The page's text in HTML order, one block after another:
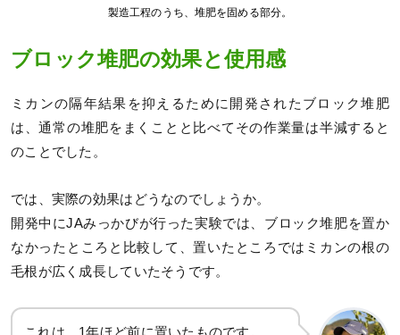
製造工程のうち、堆肥を固める部分。
ブロック堆肥の効果と使用感
ミカンの隔年結果を抑えるために開発されたブロック堆肥
は、通常の堆肥をまくことと比べてその作業量は半減すると
のことでした。
では、実際の効果はどうなのでしょうか。
開発中にJAみっかびが行った実験では、ブロック堆肥を置か
なかったところと比較して、置いたところではミカンの根の
毛根が広く成長していたそうです。